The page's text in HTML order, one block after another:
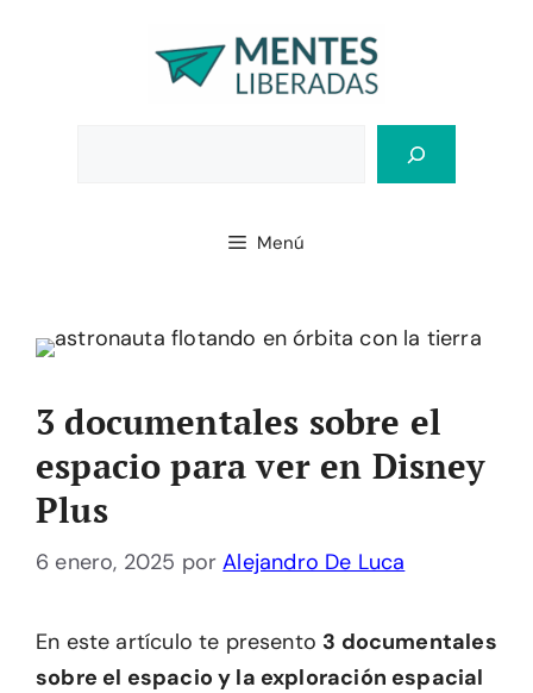
Menú
3 documentales sobre el
espacio para ver en Disney
Plus
6 enero, 2025 porAlejandro De Luca
En este artículo te presento 3 documentales
sobre el espacio y la exploración espacial